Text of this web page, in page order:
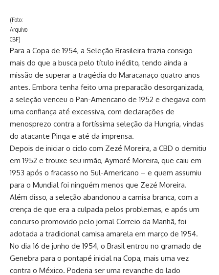
(Foto:
Arquivo
CBF)
Para a Copa de 1954, a Seleção Brasileira trazia consigo
mais do que a busca pelo título inédito, tendo ainda a
missão de superar a tragédia do Maracanaço quatro anos
antes. Embora tenha feito uma preparação desorganizada,
a seleção venceu o Pan-Americano de 1952 e chegava com
uma confiança até excessiva, com declarações de
menosprezo contra a fortíssima seleção da Hungria, vindas
do atacante Pinga e até da imprensa.
Depois de iniciar o ciclo com Zezé Moreira, a CBD o demitiu
em 1952 e trouxe seu irmão, Aymoré Moreira, que caiu em
1953 após o fracasso no Sul-Americano – e quem assumiu
para o Mundial foi ninguém menos que Zezé Moreira.
Além disso, a seleção abandonou a camisa branca, com a
crença de que era a culpada pelos problemas, e após um
concurso promovido pelo jornal Correio da Manhã, foi
adotada a tradicional camisa amarela em março de 1954.
No dia 16 de junho de 1954, o Brasil entrou no gramado de
Genebra para o pontapé inicial na Copa, mais uma vez
contra o México. Poderia ser uma revanche do lado